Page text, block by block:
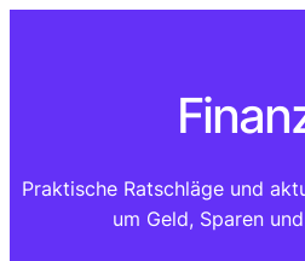
Praktische Ratschläge und
um Geld, Sparen